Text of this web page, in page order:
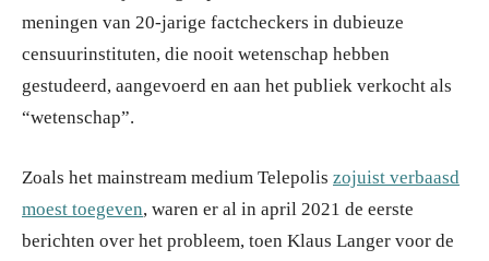
meningen van 20-jarige factcheckers in dubieuze
censuurinstituten, die nooit wetenschap hebben
gestudeerd, aangevoerd en aan het publiek verkocht als
“wetenschap”.
Zoals het mainstream medium Telepolis zojuist verbaasd
moest toegeven, waren er al in april 2021 de eerste
berichten over het probleem, toen Klaus Langer voor de